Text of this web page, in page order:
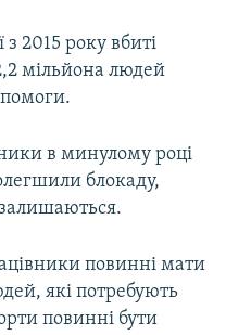
з 2015 року вбиті
мільйона людей
в минулому році
блокаду,
повинні мати
які потребують
повинні бути